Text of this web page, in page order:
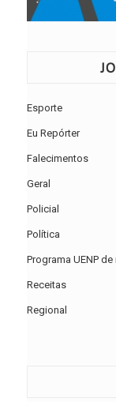
Esporte
Eu Repórter
Falecimentos
Geral
Policial
Política
Programa UENP de
Receitas
Regional